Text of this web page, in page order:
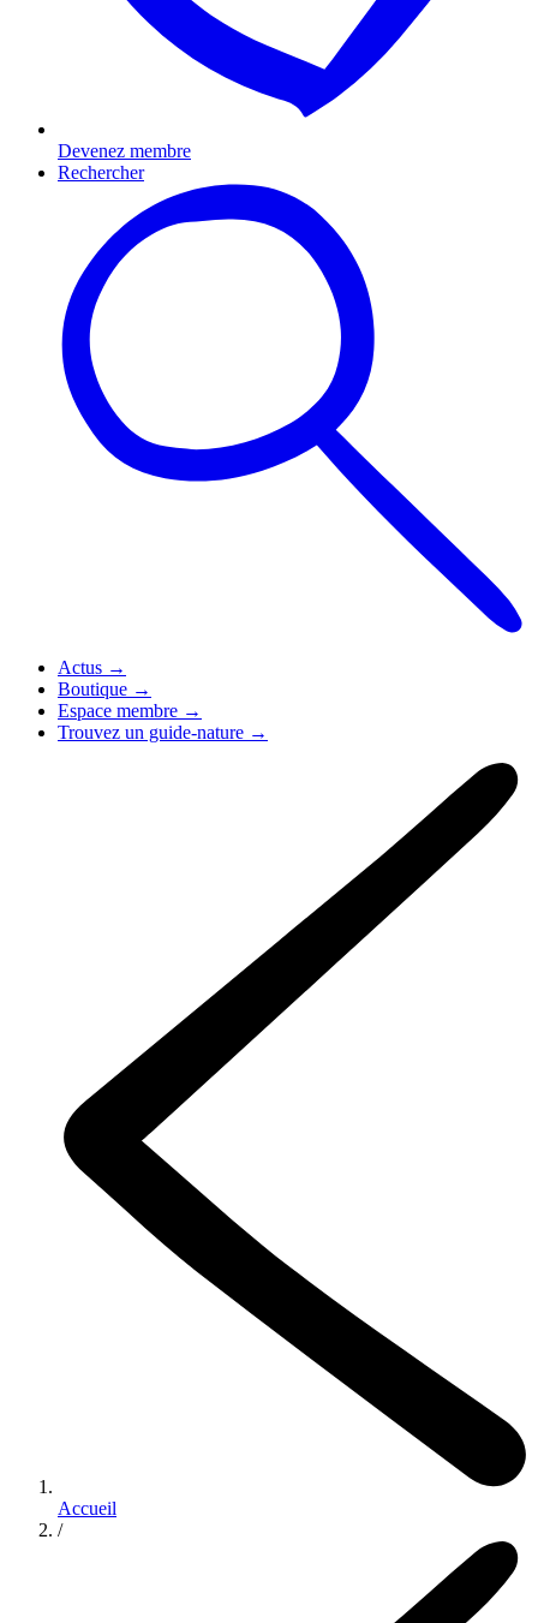
Devenez membre
Rechercher
Actus →
Boutique →
Espace membre →
Trouvez un guide-nature →
Accueil
/